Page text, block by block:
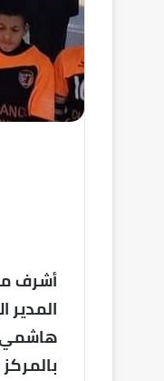
أشرف
المدير